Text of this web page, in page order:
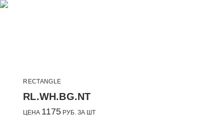
RECTANGLE
RL.WH.BG.NT
ЦЕНА 1175 РУБ. ЗА ШТ